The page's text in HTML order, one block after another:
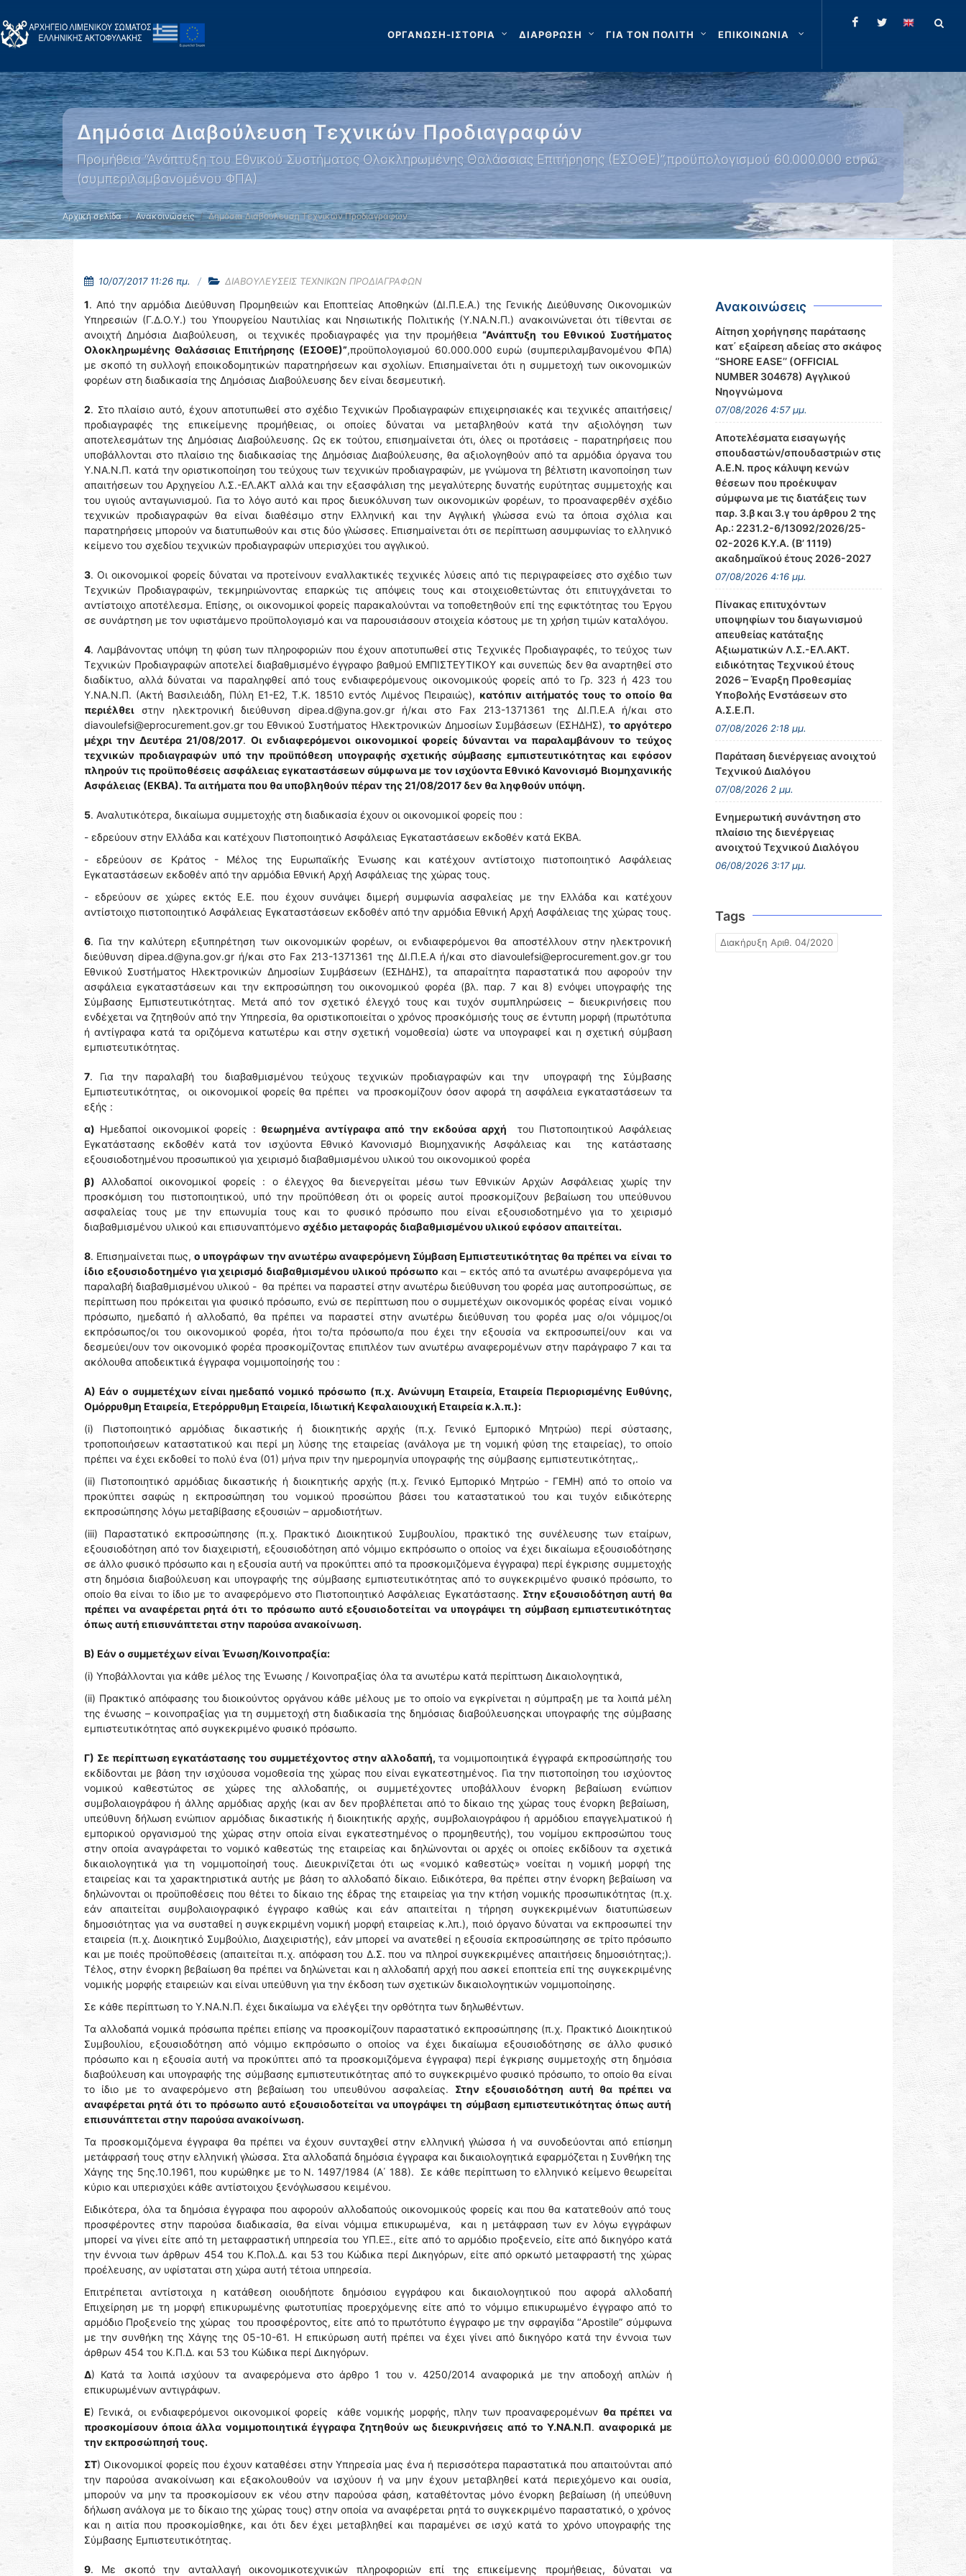
ΟΡΓΑΝΩΣΗ-ΙΣΤΟΡΙΑ ΔΙΑΡΘΡΩΣΗ ΓΙΑ ΤΟΝ ΠΟΛΙΤΗ ΕΠΙΚΟΙΝΩΝΙΑ
Δημόσια Διαβούλευση Τεχνικών Προδιαγραφών
Προμήθεια “Ανάπτυξη του Εθνικού Συστήματος Ολοκληρωμένης Θαλάσσιας Επιτήρησης (ΕΣΟΘΕ)”,προϋπολογισμού 60.000.000 ευρώ
(συμπεριλαμβανομένου ΦΠΑ)
Αρχική σελίδα Ανακοινώσεις Δημόσια Διαβούλευση Τεχνικών Προδιαγραφών
10/07/2017 11:26 πμ. ΔΙΑΒΟΥΛΕΥΣΕΙΣ ΤΕΧΝΙΚΩΝ ΠΡΟΔΙΑΓΡΑΦΩΝ
1. Από την αρμόδια Διεύθυνση Προμηθειών και Εποπτείας Αποθηκών (ΔΙ.Π.Ε.Α.) της Γενικής Διεύθυνσης Οικονομικών
Υπηρεσιών (Γ.Δ.Ο.Υ.) του Υπουργείου Ναυτιλίας και Νησιωτικής Πολιτικής (Υ.ΝΑ.Ν.Π.) ανακοινώνεται ότι τίθενται σε
ανοιχτή Δημόσια Διαβούλευση, οι τεχνικές προδιαγραφές για την προμήθεια“Ανάπτυξη του Εθνικού Συστήματος
Ολοκληρωμένης Θαλάσσιας Επιτήρησης (ΕΣΟΘΕ)”,προϋπολογισμού 60.000.000 ευρώ (συμπεριλαμβανομένου ΦΠΑ)
με σκοπό τη συλλογή εποικοδομητικών παρατηρήσεων και σχολίων. Επισημαίνεται ότι η συμμετοχή των οικονομικών
φορέων στη διαδικασία της Δημόσιας Διαβούλευσης δεν είναι δεσμευτική.
2. Στο πλαίσιο αυτό, έχουν αποτυπωθεί στο σχέδιο Τεχνικών Προδιαγραφών επιχειρησιακές και τεχνικές απαιτήσεις/
προδιαγραφές της επικείμενης προμήθειας, οι οποίες δύναται να μεταβληθούν κατά την αξιολόγηση των
αποτελεσμάτων της Δημόσιας Διαβούλευσης. Ως εκ τούτου, επισημαίνεται ότι, όλες οι προτάσεις - παρατηρήσεις που
υποβάλλονται στο πλαίσιο της διαδικασίας της Δημόσιας Διαβούλευσης, θα αξιολογηθούν από τα αρμόδια όργανα του
Υ.ΝΑ.Ν.Π. κατά την οριστικοποίηση του τεύχους των τεχνικών προδιαγραφών, με γνώμονα τη βέλτιστη ικανοποίηση των
απαιτήσεων του Αρχηγείου Λ.Σ.-ΕΛ.ΑΚΤ αλλά και την εξασφάλιση της μεγαλύτερης δυνατής ευρύτητας συμμετοχής και
του υγιούς ανταγωνισμού. Για το λόγο αυτό και προς διευκόλυνση των οικονομικών φορέων, το προαναφερθέν σχέδιο
τεχνικών προδιαγραφών θα είναι διαθέσιμο στην Ελληνική και την Αγγλική γλώσσα ενώ τα όποια σχόλια και
παρατηρήσεις μπορούν να διατυπωθούν και στις δύο γλώσσες. Επισημαίνεται ότι σε περίπτωση ασυμφωνίας το ελληνικό
κείμενο του σχεδίου τεχνικών προδιαγραφών υπερισχύει του αγγλικού.
3. Οι οικονομικοί φορείς δύναται να προτείνουν εναλλακτικές τεχνικές λύσεις από τις περιγραφείσες στο σχέδιο των
Τεχνικών Προδιαγραφών, τεκμηριώνοντας επαρκώς τις απόψεις τους και στοιχειοθετώντας ότι επιτυγχάνεται το
αντίστοιχο αποτέλεσμα. Επίσης, οι οικονομικοί φορείς παρακαλούνται να τοποθετηθούν επί της εφικτότητας του Έργου
σε συνάρτηση με τον υφιστάμενο προϋπολογισμό και να παρουσιάσουν στοιχεία κόστους με τη χρήση τιμών καταλόγου.
4. Λαμβάνοντας υπόψη τη φύση των πληροφοριών που έχουν αποτυπωθεί στις Τεχνικές Προδιαγραφές, το τεύχος των
Τεχνικών Προδιαγραφών αποτελεί διαβαθμισμένο έγγραφο βαθμού ΕΜΠΙΣΤΕΥΤΙΚΟΥ και συνεπώς δεν θα αναρτηθεί στο
διαδίκτυο, αλλά δύναται να παραληφθεί από τους ενδιαφερόμενους οικονομικούς φορείς από το Γρ. 323 ή 423 του
Υ.ΝΑ.Ν.Π. (Ακτή Βασιλειάδη, Πύλη Ε1-Ε2, Τ.Κ. 18510 εντός Λιμένος Πειραιώς), κατόπιν αιτήματός τους το οποίο θα
περιέλθει στην ηλεκτρονική διεύθυνση dipea.d@yna.gov.gr ή/και στο Fax 213-1371361 της ΔΙ.Π.Ε.Α ή/και στο
diavoulefsi@eprocurement.gov.gr του Εθνικού Συστήματος Ηλεκτρονικών Δημοσίων Συμβάσεων (ΕΣΗΔΗΣ), το αργότερο
μέχρι την Δευτέρα 21/08/2017.Οι ενδιαφερόμενοι οικονομικοί φορείς δύνανται να παραλαμβάνουν το τεύχος
τεχνικών προδιαγραφών υπό την προϋπόθεση υπογραφής σχετικής σύμβασης εμπιστευτικότητας και εφόσον
πληρούν τις προϋποθέσεις ασφάλειας εγκαταστάσεων σύμφωνα με τον ισχύοντα Εθνικό Κανονισμό Βιομηχανικής
Ασφάλειας (ΕΚΒΑ). Τα αιτήματα που θα υποβληθούν πέραν της 21/08/2017 δεν θα ληφθούν υπόψη.
5. Αναλυτικότερα, δικαίωμα συμμετοχής στη διαδικασία έχουν οι οικονομικοί φορείς που :
- εδρεύουν στην Ελλάδα και κατέχουν Πιστοποιητικό Ασφάλειας Εγκαταστάσεων εκδοθέν κατά ΕΚΒΑ.
- εδρεύουν σε Κράτος - Μέλος της Ευρωπαϊκής Ένωσης και κατέχουν αντίστοιχο πιστοποιητικό Ασφάλειας
Εγκαταστάσεων εκδοθέν από την αρμόδια Εθνική Αρχή Ασφάλειας της χώρας τους.
- εδρεύουν σε χώρες εκτός Ε.Ε. που έχουν συνάψει διμερή συμφωνία ασφαλείας με την Ελλάδα και κατέχουν
αντίστοιχο πιστοποιητικό Ασφάλειας Εγκαταστάσεων εκδοθέν από την αρμόδια Εθνική Αρχή Ασφάλειας της χώρας τους.
6. Για την καλύτερη εξυπηρέτηση των οικονομικών φορέων, οι ενδιαφερόμενοι θα αποστέλλουν στην ηλεκτρονική
διεύθυνση dipea.d@yna.gov.gr ή/και στο Fax 213-1371361 της ΔΙ.Π.Ε.Α ή/και στο diavoulefsi@eprocurement.gov.gr του
Εθνικού Συστήματος Ηλεκτρονικών Δημοσίων Συμβάσεων (ΕΣΗΔΗΣ), τα απαραίτητα παραστατικά που αφορούν την
ασφάλεια εγκαταστάσεων και την εκπροσώπηση του οικονομικού φορέα (βλ. παρ. 7 και 8) ενόψει υπογραφής της
Σύμβασης Εμπιστευτικότητας. Μετά από τον σχετικό έλεγχό τους και τυχόν συμπληρώσεις – διευκρινήσεις που
ενδέχεται να ζητηθούν από την Υπηρεσία, θα οριστικοποιείται ο χρόνος προσκόμισής τους σε έντυπη μορφή (πρωτότυπα
ή αντίγραφα κατά τα οριζόμενα κατωτέρω και στην σχετική νομοθεσία) ώστε να υπογραφεί και η σχετική σύμβαση
εμπιστευτικότητας.
7. Για την παραλαβή του διαβαθμισμένου τεύχους τεχνικών προδιαγραφών και την υπογραφή της Σύμβασης
Εμπιστευτικότητας, οι οικονομικοί φορείς θα πρέπει να προσκομίζουν όσον αφορά τη ασφάλεια εγκαταστάσεων τα
εξής :
α) Ημεδαποί οικονομικοί φορείς : θεωρημένα αντίγραφα από την εκδούσα αρχή του Πιστοποιητικού Ασφάλειας
Εγκατάστασης εκδοθέν κατά τον ισχύοντα Εθνικό Κανονισμό Βιομηχανικής Ασφάλειας και της κατάστασης
εξουσιοδοτημένου προσωπικού για χειρισμό διαβαθμισμένου υλικού του οικονομικού φορέα
β) Αλλοδαποί οικονομικοί φορείς : ο έλεγχος θα διενεργείται μέσω των Εθνικών Αρχών Ασφάλειας χωρίς την
προσκόμιση του πιστοποιητικού, υπό την προϋπόθεση ότι οι φορείς αυτοί προσκομίζουν βεβαίωση του υπεύθυνου
ασφαλείας τους με την επωνυμία τους και το φυσικό πρόσωπο που είναι εξουσιοδοτημένο για το χειρισμό
διαβαθμισμένου υλικού και επισυναπτόμενο σχέδιο μεταφοράς διαβαθμισμένου υλικού εφόσον απαιτείται.
8. Επισημαίνεται πως,ο υπογράφων την ανωτέρω αναφερόμενη Σύμβαση Εμπιστευτικότητας θα πρέπει να είναι το
ίδιο εξουσιοδοτημένο για χειρισμό διαβαθμισμένου υλικού πρόσωπο και – εκτός από τα ανωτέρω αναφερόμενα για
παραλαβή διαβαθμισμένου υλικού - θα πρέπει να παραστεί στην ανωτέρω διεύθυνση του φορέα μας αυτοπροσώπως, σε
περίπτωση που πρόκειται για φυσικό πρόσωπο, ενώ σε περίπτωση που ο συμμετέχων οικονομικός φορέας είναι νομικό
πρόσωπο, ημεδαπό ή αλλοδαπό, θα πρέπει να παραστεί στην ανωτέρω διεύθυνση του φορέα μας ο/οι νόμιμος/οι
εκπρόσωπος/οι του οικονομικού φορέα, ήτοι το/τα πρόσωπο/α που έχει την εξουσία να εκπροσωπεί/ουν και να
δεσμεύει/ουν τον οικονομικό φορέα προσκομίζοντας επιπλέον των ανωτέρω αναφερομένων στην παράγραφο 7 και τα
ακόλουθα αποδεικτικά έγγραφα νομιμοποίησής του :
Α) Εάν ο συμμετέχων είναι ημεδαπό νομικό πρόσωπο (π.χ. Ανώνυμη Εταιρεία, Εταιρεία Περιορισμένης Ευθύνης,
Ομόρρυθμη Εταιρεία, Ετερόρρυθμη Εταιρεία, Ιδιωτική Κεφαλαιουχική Εταιρεία κ.λ.π.):
(i) Πιστοποιητικό αρμόδιας δικαστικής ή διοικητικής αρχής (π.χ. Γενικό Εμπορικό Μητρώο) περί σύστασης,
τροποποιήσεων καταστατικού και περί μη λύσης της εταιρείας (ανάλογα με τη νομική φύση της εταιρείας), το οποίο
πρέπει να έχει εκδοθεί το πολύ ένα (01) μήνα πριν την ημερομηνία υπογραφής της σύμβασης εμπιστευτικότητας,.
(ii) Πιστοποιητικό αρμόδιας δικαστικής ή διοικητικής αρχής (π.χ. Γενικό Εμπορικό Μητρώο - ΓΕΜΗ) από το οποίο να
προκύπτει σαφώς η εκπροσώπηση του νομικού προσώπου βάσει του καταστατικού του και τυχόν ειδικότερης
εκπροσώπησης λόγω μεταβίβασης εξουσιών – αρμοδιοτήτων.
(iii) Παραστατικό εκπροσώπησης (π.χ. Πρακτικό Διοικητικού Συμβουλίου, πρακτικό της συνέλευσης των εταίρων,
εξουσιοδότηση από τον διαχειριστή, εξουσιοδότηση από νόμιμο εκπρόσωπο ο οποίος να έχει δικαίωμα εξουσιοδότησης
σε άλλο φυσικό πρόσωπο και η εξουσία αυτή να προκύπτει από τα προσκομιζόμενα έγγραφα) περί έγκρισης συμμετοχής
στη δημόσια διαβούλευση και υπογραφής της σύμβασης εμπιστευτικότητας από το συγκεκριμένο φυσικό πρόσωπο, το
οποίο θα είναι το ίδιο με το αναφερόμενο στο Πιστοποιητικό Ασφάλειας Εγκατάστασης. Στην εξουσιοδότηση αυτή θα
πρέπει να αναφέρεται ρητά ότι το πρόσωπο αυτό εξουσιοδοτείται να υπογράψει τη σύμβαση εμπιστευτικότητας
όπως αυτή επισυνάπτεται στην παρούσα ανακοίνωση.
Β) Εάν ο συμμετέχων είναι Ένωση/Κοινοπραξία:
(i) Υποβάλλονται για κάθε μέλος της Ένωσης / Κοινοπραξίας όλα τα ανωτέρω κατά περίπτωση Δικαιολογητικά,
(ii) Πρακτικό απόφασης του διοικούντος οργάνου κάθε μέλους με το οποίο να εγκρίνεται η σύμπραξη με τα λοιπά μέλη
της ένωσης – κοινοπραξίας για τη συμμετοχή στη διαδικασία της δημόσιας διαβούλευσηςκαι υπογραφής της σύμβασης
εμπιστευτικότητας από συγκεκριμένο φυσικό πρόσωπο.
Γ) Σε περίπτωση εγκατάστασης του συμμετέχοντος στην αλλοδαπή, τα νομιμοποιητικά έγγραφά εκπροσώπησής του
εκδίδονται με βάση την ισχύουσα νομοθεσία της χώρας που είναι εγκατεστημένος. Για την πιστοποίηση του ισχύοντος
νομικού καθεστώτος σε χώρες της αλλοδαπής, οι συμμετέχοντες υποβάλλουν ένορκη βεβαίωση ενώπιον
συμβολαιογράφου ή άλλης αρμόδιας αρχής (και αν δεν προβλέπεται από το δίκαιο της χώρας τους ένορκη βεβαίωση,
υπεύθυνη δήλωση ενώπιον αρμόδιας δικαστικής ή διοικητικής αρχής, συμβολαιογράφου ή αρμόδιου επαγγελματικού ή
εμπορικού οργανισμού της χώρας στην οποία είναι εγκατεστημένος ο προμηθευτής), του νομίμου εκπροσώπου τους
στην οποία αναγράφεται το νομικό καθεστώς της εταιρείας και δηλώνονται οι αρχές οι οποίες εκδίδουν τα σχετικά
δικαιολογητικά για τη νομιμοποίησή τους. Διευκρινίζεται ότι ως «νομικό καθεστώς» νοείται η νομική μορφή της
εταιρείας και τα χαρακτηριστικά αυτής με βάση το αλλοδαπό δίκαιο. Ειδικότερα, θα πρέπει στην ένορκη βεβαίωση να
δηλώνονται οι προϋποθέσεις που θέτει το δίκαιο της έδρας της εταιρείας για την κτήση νομικής προσωπικότητας (π.χ.
εάν απαιτείται συμβολαιογραφικό έγγραφο καθώς και εάν απαιτείται η τήρηση συγκεκριμένων διατυπώσεων
δημοσιότητας για να συσταθεί η συγκεκριμένη νομική μορφή εταιρείας κ.λπ.), ποιό όργανο δύναται να εκπροσωπεί την
εταιρεία (π.χ. Διοικητικό Συμβούλιο, Διαχειριστής), εάν μπορεί να ανατεθεί η εξουσία εκπροσώπησης σε τρίτο πρόσωπο
και με ποιές προϋποθέσεις (απαιτείται π.χ. απόφαση του Δ.Σ. που να πληροί συγκεκριμένες απαιτήσεις δημοσιότητας;).
Τέλος, στην ένορκη βεβαίωση θα πρέπει να δηλώνεται και η αλλοδαπή αρχή που ασκεί εποπτεία επί της συγκεκριμένης
νομικής μορφής εταιρειών και είναι υπεύθυνη για την έκδοση των σχετικών δικαιολογητικών νομιμοποίησης.
Σε κάθε περίπτωση το Υ.ΝΑ.Ν.Π. έχει δικαίωμα να ελέγξει την ορθότητα των δηλωθέντων.
Τα αλλοδαπά νομικά πρόσωπα πρέπει επίσης να προσκομίζουν παραστατικό εκπροσώπησης (π.χ. Πρακτικό Διοικητικού
Συμβουλίου, εξουσιοδότηση από νόμιμο εκπρόσωπο ο οποίος να έχει δικαίωμα εξουσιοδότησης σε άλλο φυσικό
πρόσωπο και η εξουσία αυτή να προκύπτει από τα προσκομιζόμενα έγγραφα) περί έγκρισης συμμετοχής στη δημόσια
διαβούλευση και υπογραφής της σύμβασης εμπιστευτικότητας από το συγκεκριμένο φυσικό πρόσωπο, το οποίο θα είναι
το ίδιο με το αναφερόμενο στη βεβαίωση του υπευθύνου ασφαλείας. Στην εξουσιοδότηση αυτή θα πρέπει να
αναφέρεται ρητά ότι το πρόσωπο αυτό εξουσιοδοτείται να υπογράψει τη σύμβαση εμπιστευτικότητας όπως αυτή
επισυνάπτεται στην παρούσα ανακοίνωση.
Τα προσκομιζόμενα έγγραφα θα πρέπει να έχουν συνταχθεί στην ελληνική γλώσσα ή να συνοδεύονται από επίσημη
μετάφρασή τους στην ελληνική γλώσσα. Στα αλλοδαπά δημόσια έγγραφα και δικαιολογητικά εφαρμόζεται η Συνθήκη της
Χάγης της 5ης.10.1961, που κυρώθηκε με το Ν. 1497/1984 (Α΄ 188). Σε κάθε περίπτωση το ελληνικό κείμενο θεωρείται
κύριο και υπερισχύει κάθε αντίστοιχου ξενόγλωσσου κειμένου.
Ειδικότερα, όλα τα δημόσια έγγραφα που αφορούν αλλοδαπούς οικονομικούς φορείς και που θα κατατεθούν από τους
προσφέροντες στην παρούσα διαδικασία, θα είναι νόμιμα επικυρωμένα, και η μετάφραση των εν λόγω εγγράφων
μπορεί να γίνει είτε από τη μεταφραστική υπηρεσία του ΥΠ.ΕΞ., είτε από το αρμόδιο προξενείο, είτε από δικηγόρο κατά
την έννοια των άρθρων 454 του Κ.Πολ.Δ. και 53 του Κώδικα περί Δικηγόρων, είτε από ορκωτό μεταφραστή της χώρας
προέλευσης, αν υφίσταται στη χώρα αυτή τέτοια υπηρεσία.
Επιτρέπεται αντίστοιχα η κατάθεση οιουδήποτε δημόσιου εγγράφου και δικαιολογητικού που αφορά αλλοδαπή
Επιχείρηση με τη μορφή επικυρωμένης φωτοτυπίας προερχόμενης είτε από το νόμιμο επικυρωμένο έγγραφο από το
αρμόδιο Προξενείο της χώρας του προσφέροντος, είτε από το πρωτότυπο έγγραφο με την σφραγίδα ‘’Apostile” σύμφωνα
με την συνθήκη της Χάγης της 05-10-61. Η επικύρωση αυτή πρέπει να έχει γίνει από δικηγόρο κατά την έννοια των
άρθρων 454 του Κ.Π.Δ. και 53 του Κώδικα περί Δικηγόρων.
Δ) Κατά τα λοιπά ισχύουν τα αναφερόμενα στο άρθρο 1 του ν. 4250/2014 αναφορικά με την αποδοχή απλών ή
επικυρωμένων αντιγράφων.
Ε) Γενικά, οι ενδιαφερόμενοι οικονομικοί φορείς κάθε νομικής μορφής, πλην των προαναφερομένων θα πρέπει να
προσκομίσουν όποια άλλα νομιμοποιητικά έγγραφα ζητηθούν ως διευκρινήσεις από το Υ.ΝΑ.Ν.Π.αναφορικά με
την εκπροσώπησή τους.
ΣΤ) Οικονομικοί φορείς που έχουν καταθέσει στην Υπηρεσία μας ένα ή περισσότερα παραστατικά που απαιτούνται από
την παρούσα ανακοίνωση και εξακολουθούν να ισχύουν ή να μην έχουν μεταβληθεί κατά περιεχόμενο και ουσία,
μπορούν να μην τα προσκομίσουν εκ νέου στην παρούσα φάση, καταθέτοντας μόνο ένορκη βεβαίωση (ή υπεύθυνη
δήλωση ανάλογα με το δίκαιο της χώρας τους) στην οποία να αναφέρεται ρητά το συγκεκριμένο παραστατικό, ο χρόνος
και η αιτία που προσκομίσθηκε, και ότι δεν έχει μεταβληθεί και παραμένει σε ισχύ κατά το χρόνο υπογραφής της
Σύμβασης Εμπιστευτικότητας.
9. Με σκοπό την ανταλλαγή οικονομικοτεχνικών πληροφοριών επί της επικείμενης προμήθειας, δύναται να
Ανακοινώσεις
Αίτηση χορήγησης παράτασης
κατ΄ εξαίρεση αδείας στο σκάφος
‘’SHORE EASE’’ (OFFICIAL
NUMBER 304678) Αγγλικού
Νηογνώμονα
07/08/2026 4:57 μμ.
Αποτελέσματα εισαγωγής
σπουδαστών/σπουδαστριών στις
Α.Ε.Ν. προς κάλυψη κενών
θέσεων που προέκυψαν
σύμφωνα με τις διατάξεις των
παρ. 3.β και 3.γ του άρθρου 2 της
Αρ.: 2231.2-6/13092/2026/25-
02-2026 Κ.Υ.Α. (Β’ 1119)
ακαδημαϊκού έτους 2026-2027
07/08/2026 4:16 μμ.
Πίνακας επιτυχόντων
υποψηφίων του διαγωνισμού
απευθείας κατάταξης
Αξιωματικών Λ.Σ.-ΕΛ.ΑΚΤ.
ειδικότητας Τεχνικού έτους
2026 – Έναρξη Προθεσμίας
Υποβολής Ενστάσεων στο
Α.Σ.Ε.Π.
07/08/2026 2:18 μμ.
Παράταση διενέργειας ανοιχτού
Τεχνικού Διαλόγου
07/08/2026 2 μμ.
Ενημερωτική συνάντηση στο
πλαίσιο της διενέργειας
ανοιχτού Τεχνικού Διαλόγου
06/08/2026 3:17 μμ.
Tags
Διακήρυξη Αριθ. 04/2020